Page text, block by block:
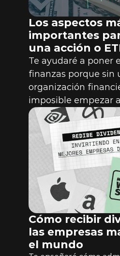
Los aspectos
importantes
una acción o
Te ayudaré a poner
finanzas porque sin
organización
imposible empezar
Cómo recibir
las empresas
el mundo